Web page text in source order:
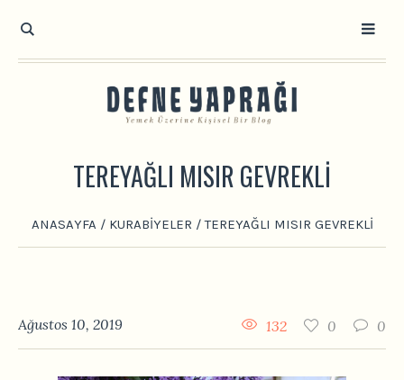
TEREYAĞLI MISIR GEVREKLI
ANASAYFA / KURABIYELER /TEREYAĞLI MISIR GEVREKLI
Ağustos 10, 2019 0
0
132